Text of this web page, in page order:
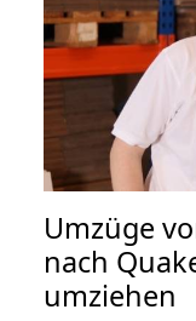
Umzüge
nach
umziehen